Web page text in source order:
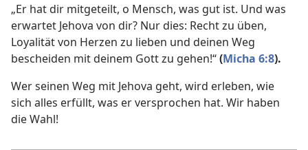
„Er hat dir mitgeteilt, o Mensch, was gut ist. Und was
erwartet Jehova von dir? Nur dies: Recht zu üben,
Loyalität von Herzen zu lieben und deinen Weg
bescheiden mit deinem Gott zu gehen!“(Micha 6:8).
Wer seinen Weg mit Jehova geht, wird erleben, wie
sich alles erfüllt, was er versprochen hat. Wir haben
die Wahl!